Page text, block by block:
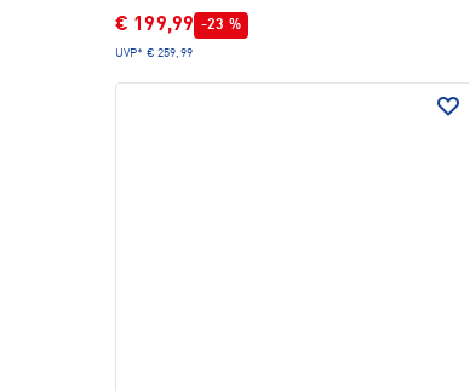
€ 199,99 -23 %
UVP* € 259,99